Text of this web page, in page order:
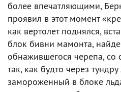
более впечатляющими,
проявил в этот момент
как вертолет поднялся,
блок бивни мамонта,
обнажившегося черепа, со
так, как будто через
замороженный в блоке